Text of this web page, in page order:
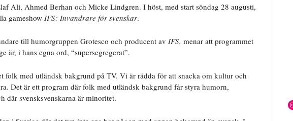
Ali, Ahmed Berhan och Micke Lindgren. I höst, med start söndag 28 augusti,
gameshow IFS: Invandrare för svenskar.
till humorgruppen Grotesco och producent av IFS, menar att programmet
är, i hans egna ord, “supersegregerat”.
folk med utländsk bakgrund på TV. Vi är rädda för att snacka om kultur och
Det är ett program där folk med utländsk bakgrund får styra humorn,
där svensksvenskarna är minoritet.